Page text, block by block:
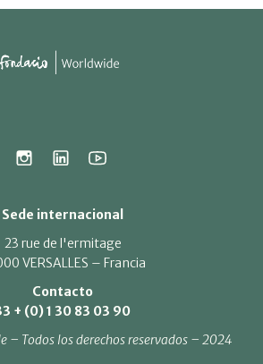
Sede internacional
23 rue de l'ermitage
VERSALLES – Francia
Contacto
+ (0) 1 30 83 03 90
– Todos los derechos reservados – 2024